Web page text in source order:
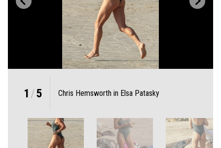
1 /5 Chris Hemsworth in Elsa Patasky